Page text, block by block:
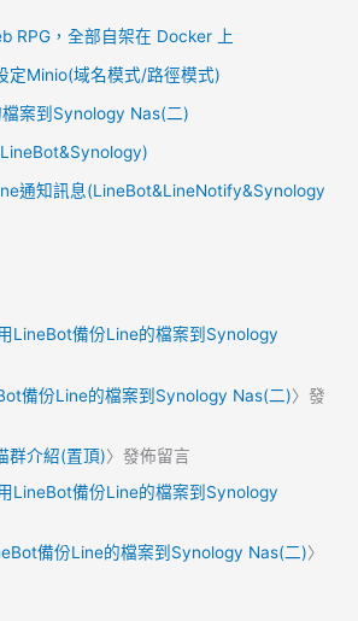
RPG，全部自架在 Docker 上
定Minio(域名模式/路徑模式)
案到Synology Nas(二)
通知訊息(LineBot&LineNotify&Synology
LineBot備份Line的檔案到Synology
備份Line的檔案到Synology Nas(二)〉發
群介紹(置頂)〉發佈留言
LineBot備份Line的檔案到Synology
備份Line的檔案到Synology Nas(二)〉